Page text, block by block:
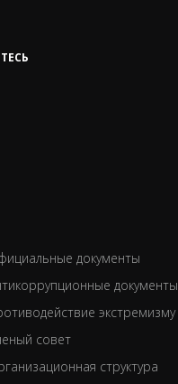
документы
документы
экстремизму
совет
структура